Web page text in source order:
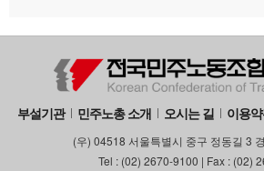
부설기관 민주노총 소개 오시는 길 이용
(우) 04518 서울특별시 중구 정동길 3
Tel : (02) 2670-9100 | Fax : (02)